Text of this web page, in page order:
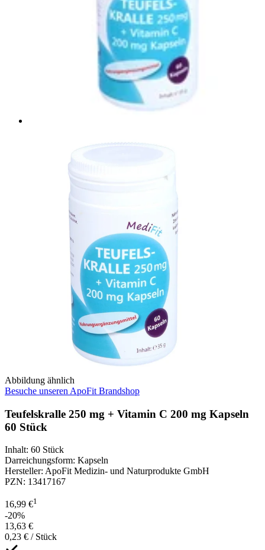
Abbildung ähnlich
Besuche unseren ApoFit Brandshop
Teufelskralle 250 mg + Vitamin C 200 mg Kapseln
60 Stück
Inhalt: 60 Stück
Darreichungsform: Kapseln
Hersteller: ApoFit Medizin- und Naturprodukte GmbH
PZN: 13417167
16,99 €1
-20%
13,63 €
0,23 € / Stück